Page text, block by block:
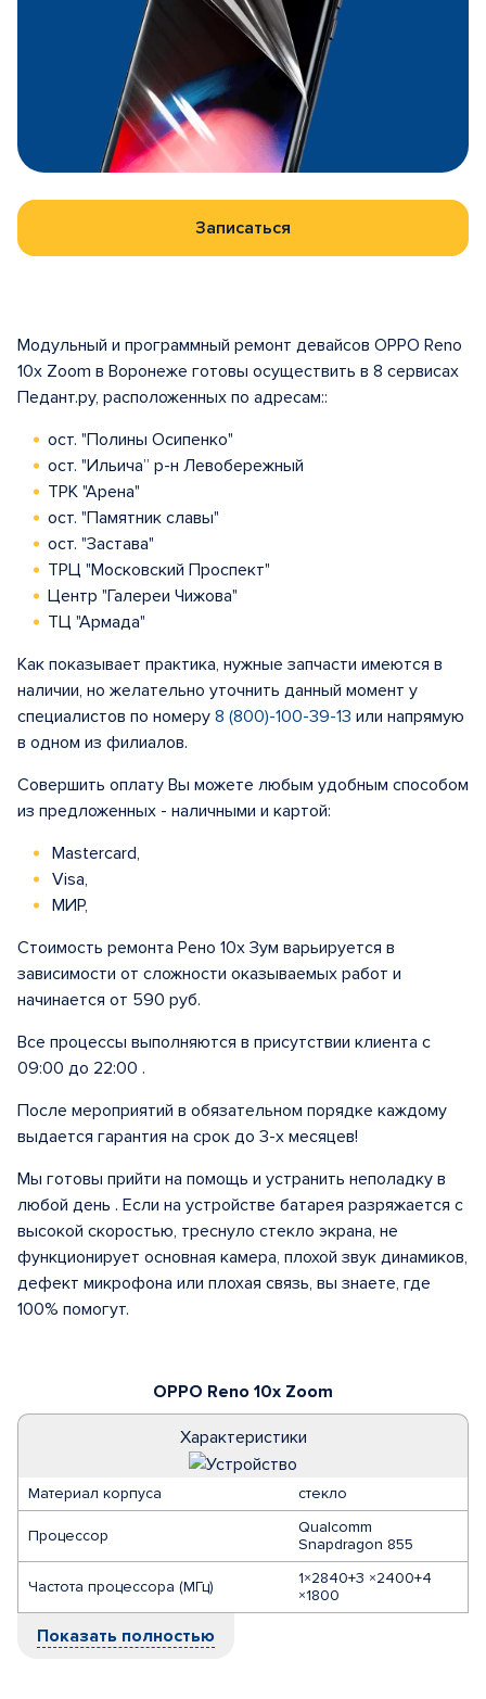
Записаться
OPPO Reno 10x Zoom
Характеристики
Материал корпуса стекло
Процессор
Qualcomm
Snapdragon 855
Частота процессора (МГц)
1×2840+3 ×2400+4
×1800
Показать полностью
Модульный и программный ремонт девайсов OPPO Reno
10x Zoom в Воронеже готовы осуществить в 8 сервисах
Педант.ру, расположенных по адресам::
ост. "Полины Осипенко"
ост. "Ильича” р-н Левобережный
ТРК "Арена"
ост. "Памятник славы"
ост. "Застава"
ТРЦ "Московский Проспект"
Центр "Галереи Чижова"
ТЦ "Армада"
Как показывает практика, нужные запчасти имеются в
наличии, но желательно уточнить данный момент у
специалистов по номеру 8 (800)-100-39-13 или напрямую
в одном из филиалов.
Совершить оплату Вы можете любым удобным способом
из предложенных - наличными и картой:
Mastercard,
Visa,
МИР,
Стоимость ремонта Рено 10x Зум варьируется в
зависимости от сложности оказываемых работ и
начинается от 590 руб.
Все процессы выполняются в присутствии клиента с
09:00 до 22:00 .
После мероприятий в обязательном порядке каждому
выдается гарантия на срок до 3-х месяцев!
Мы готовы прийти на помощь и устранить неполадку в
любой день . Если на устройстве батарея разряжается с
высокой скоростью, треснуло стекло экрана, не
функционирует основная камера, плохой звук динамиков,
дефект микрофона или плохая связь, вы знаете, где
100% помогут.